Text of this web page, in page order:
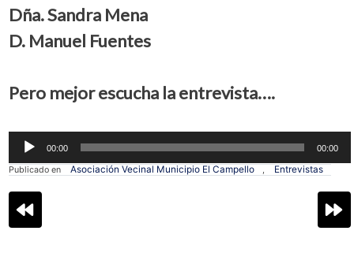
Dña. Sandra Mena
D. Manuel Fuentes
Pero mejor escucha la entrevista….
audio
00:00 00:00
Publicado en Asociación Vecinal Municipio El Campello , Entrevistas
Navegación
de